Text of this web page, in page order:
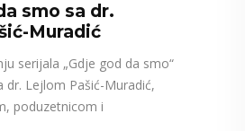
smo sa dr.
Muradić
serijala „Gdje god da smo“
dr. Lejlom Pašić-Muradić,
poduzetnicom i